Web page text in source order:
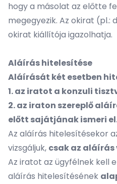
hogy a másolat az előtte
megegyezik. Az okirat (pl.:
okirat kiállítója igazolhatja.
Aláírás hitelesítése
Aláírását két esetben
1. az iratot a konzuli
2. az iraton szereplő
előtt sajátjának ismeri
Az aláírás hitelesítésekor
vizsgáljuk, csak az
Az iratot az ügyfélnek kell
aláírás hitelesítésének